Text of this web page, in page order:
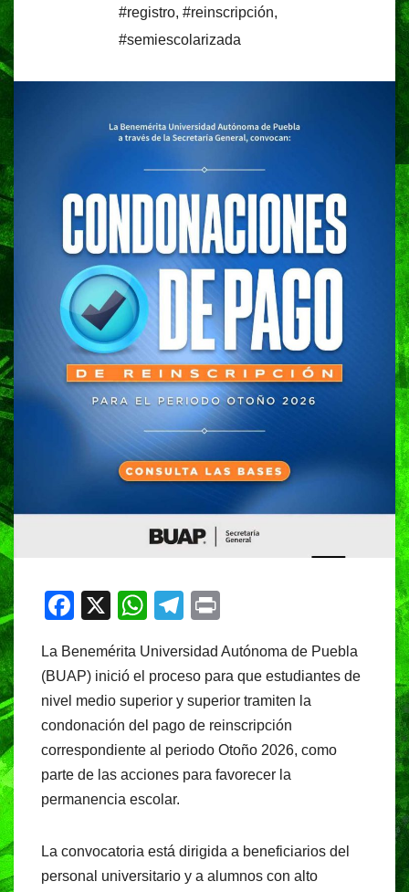
#registro, #reinscripción,
#semiescolarizada
F
c
e
b
o
o
k
X
W
at
s
A
p
p
T
e
gr
a
m
t
La Benemérita Universidad Autónoma de Puebla
(BUAP) inició el proceso para que estudiantes de
nivel medio superior y superior tramiten la
condonación del pago de reinscripción
correspondiente al periodo Otoño 2026, como
parte de las acciones para favorecer la
permanencia escolar.
La convocatoria está dirigida a beneficiarios del
personal universitario y a alumnos con alto